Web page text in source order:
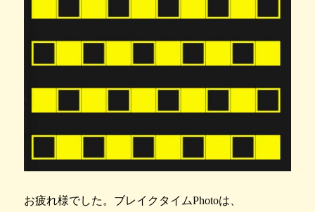
お疲れ様でした。ブレイクタイムPhotoは、